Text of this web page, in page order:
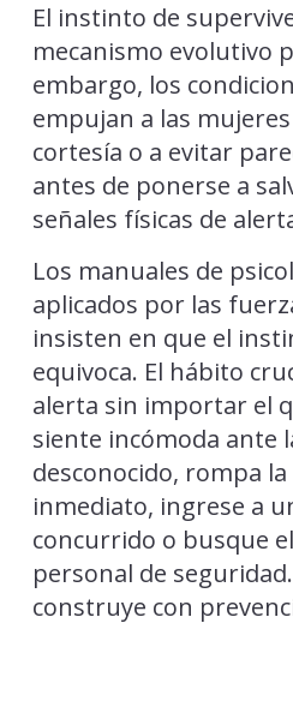
El instinto de
mecanismo evolutivo
embargo, los
empujan a las
cortesía o a evitar
antes de ponerse a
señales físicas de
Los manuales de
aplicados por las
insisten en que el
equivoca. El hábito
alerta sin importar el
siente incómoda ante
desconocido, rompa
inmediato, ingrese a
concurrido o busque
personal de
construye con